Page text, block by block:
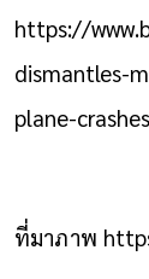
https://
dismantles-
plane-
ที่มาภาพ